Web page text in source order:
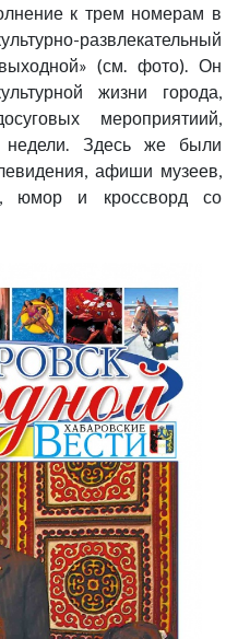
к трем номерам в
развлекательный
(см. фото). Он
жизни города,
мероприятиий,
недели. Здесь же были
афиши музеев,
юмор и кроссворд со